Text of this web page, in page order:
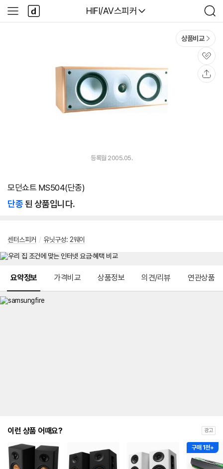
다나와
HIFI/AV스피커
검
색
사
이
다
나
와
상품비교
관
심
등록월 2005.05.
모던쇼트 MS504(단종)
단종된 상품입니다.
센터스피커 / 유닛구성: 2웨이
요약정보 가격비교 상품정보 의견/리뷰 연관상품
이런 상품 어때요? 광고
구매 1천+